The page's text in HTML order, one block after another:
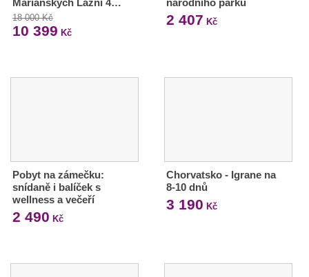
Mariánských Lázní 4…
18 000 Kč
10 399 Kč
národního parku
2 407 Kč
Pobyt na zámečku:
snídaně i balíček s
wellness a večeří
2 490 Kč
Chorvatsko - Igrane na
8-10 dnů
3 190 Kč